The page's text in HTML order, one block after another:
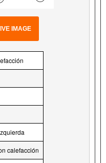
IMAGE
calefacción